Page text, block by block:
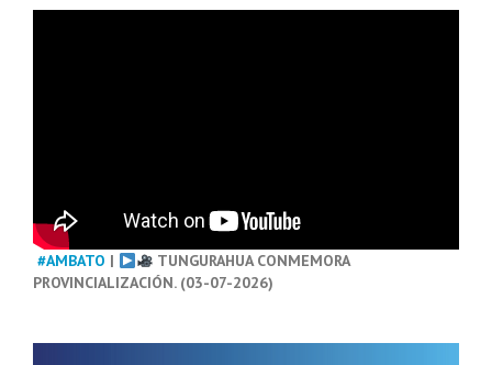
#AMBATO |
TUNGURAHUA CONMEMORA
PROVINCIALIZACIÓN. (03-07-2026)